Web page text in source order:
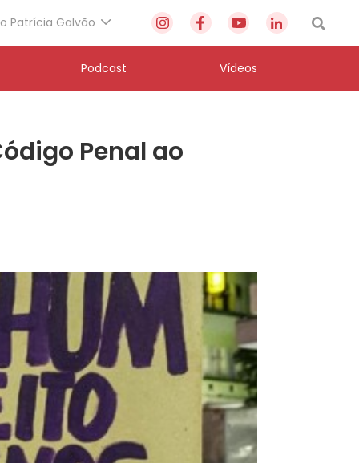
Patrícia Galvão
Podcast Vídeos
Penal ao